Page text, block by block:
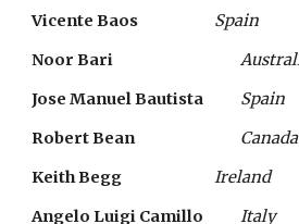
Vicente Baos
Spain
Noor Bari
Jose Manuel Bautista
Spain
Robert Bean
Canada
Keith Begg
Ireland
Angelo Luigi Camillo
Italy